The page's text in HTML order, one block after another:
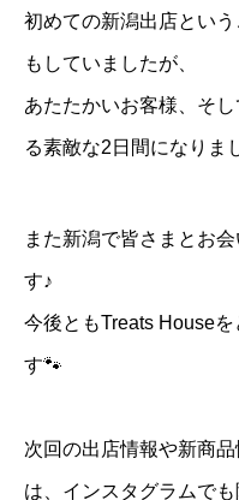
初めての新潟出店とい
もしていましたが、
あたたかいお客様、そ
る素敵な2日間になりま
また新潟で皆さまとお
す♪
今後ともTreats House
す🐾
次回の出店情報や新商
は、インスタグラムで